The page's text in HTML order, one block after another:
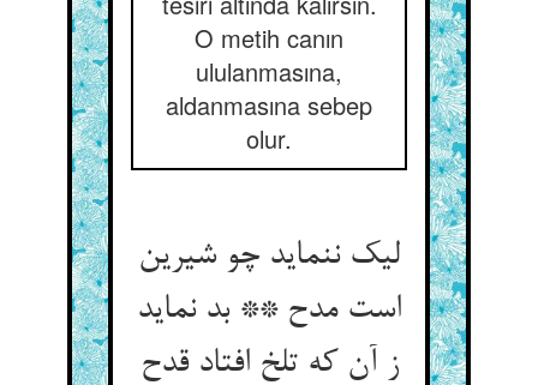
O metih canın
ululanmasına,
aldanmasına sebep
olur.
لیک ننماید چو شیرین
است مدح ** بد نماید
ز آن که تلخ افتاد قدح‌‌